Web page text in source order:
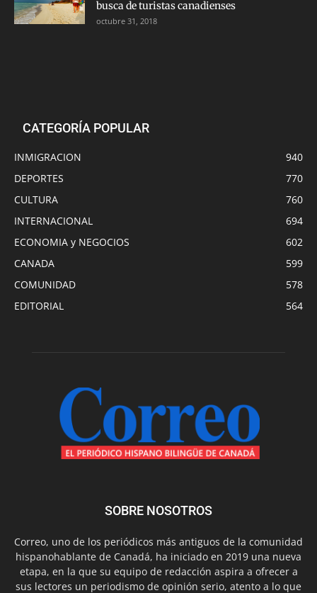
busca de turistas canadienses
octubre 31, 2018
CATEGORÍA POPULAR
INMIGRACION
940
DEPORTES
770
CULTURA
760
INTERNACIONAL
694
ECONOMIA y NEGOCIOS
602
CANADA
599
COMUNIDAD
578
EDITORIAL
564
SOBRE NOSOTROS
Correo, uno de los periódicos más antiguos de la comunidad
hispanohablante de Canadá, ha iniciado en 2019 una nueva
etapa, en la que su equipo de redacción aspira a ofrecer a
sus lectores un periodismo de opinión serio, atento a lo que